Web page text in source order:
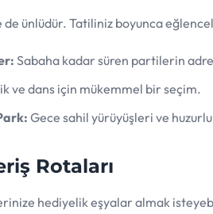
de ünlüdür. Tatiliniz boyunca
Sabaha kadar süren partilerin
ve dans için mükemmel bir seçim.
Gece sahil yürüyüşleri ve
Rotaları
hediyelik eşyalar almak